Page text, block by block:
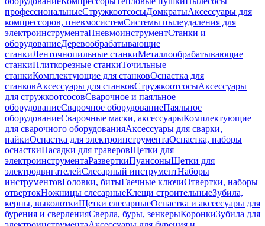
профессиональныеСтружкоотсосыДомкратыАксессуары для
компрессоров, пневмосистемСистемы пылеудаления для
электроинструментаПневмоинструментСтанки и
оборудованиеДеревообрабатывающие
станкиЛенточнопильные станкиМеталлообрабатывающие
станкиПлиткорезные станкиТочильные
станкиКомплектующие для станковОснастка для
станковАксессуары для станковСтружкоотсосыАксессуары
для стружкоотсосовСварочное и паяльное
оборудованиеСварочное оборудованиеПаяльное
оборудованиеСварочные маски, аксессуарыКомплектующие
для сварочного оборудованияАксессуары для сварки,
пайкиОснастка для электроинструментаОснастка, наборы
оснасткиНасадки для граверовЩетки для
электроинструментаРазверткиПуансоныЩетки для
электродвигателейСлесарный инструментНаборы
инструментовГоловки, битыГаечные ключиОтвертки, наборы
отвертокНожницы слесарныеКлещи строительныеЗубила,
керны, выколоткиЩетки слесарныеОснастка и аксессуары для
бурения и сверленияСверла, буры, зенкерыКоронкиЗубила для